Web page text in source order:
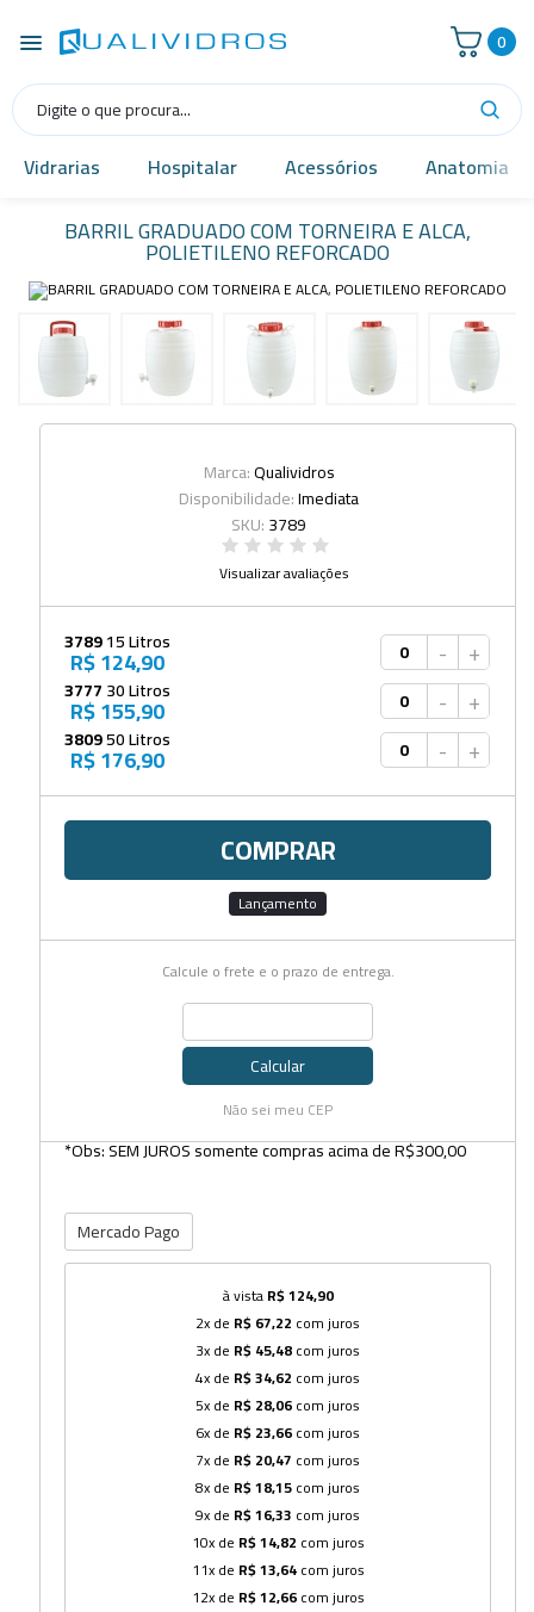
0
Vidrarias Hospitalar Acessórios Anatomia
BARRIL GRADUADO COM TORNEIRA E ALCA,
POLIETILENO REFORCADO
Marca:Qualividros
Disponibilidade:Imediata
SKU:3789
Visualizar avaliações
378915 Litros
R$ 124,90 - +
377730 Litros
R$ 155,90 - +
380950 Litros
R$ 176,90 - +
COMPRAR
Lançamento
Calcule o frete e o prazo de entrega.
Calcular
Não sei meu CEP
*Obs: SEM JUROS somente compras acima de R$300,00
Mercado Pago
à vistaR$ 124,90
2x de R$ 67,22 com juros
3x de R$ 45,48com juros
4x de R$ 34,62 com juros
5x de R$ 28,06com juros
6x de R$ 23,66com juros
7x de R$ 20,47 com juros
8x de R$ 18,15com juros
9x de R$ 16,33 com juros
10x de R$ 14,82 com juros
11x de R$ 13,64com juros
12x de R$ 12,66com juros